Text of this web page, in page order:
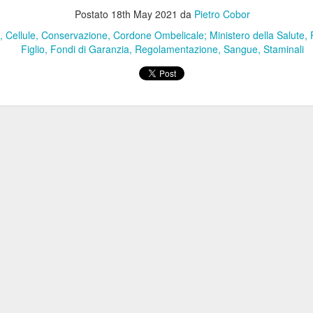
Postato 18th May 2021 da Pietro Cobor
Cellule Conservazione Cordone Ombelicale; Ministero della Salute
Figlio Fondi di Garanzia Regolamentazione Sangue Staminali
design attivo dal 2015, ha presentato emotiva.EVENTI, nuova
unit dedicata alla progettazione di esperienze e performance
tailor made per il mondo corporate.